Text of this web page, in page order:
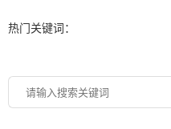
热门关键词：